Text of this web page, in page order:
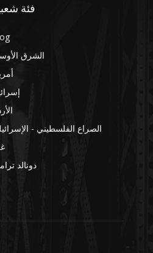
فئة
الشرق
الصراع الفلسطيني -
دونالد